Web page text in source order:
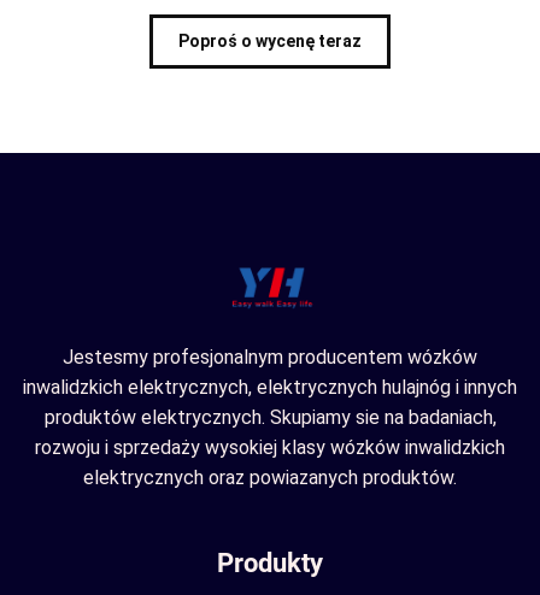
Poproś o wycenę teraz
Jestesmy profesjonalnym producentem wózków
inwalidzkich elektrycznych, elektrycznych hulajnóg i innych
produktów elektrycznych. Skupiamy sie na badaniach,
rozwoju i sprzedaży wysokiej klasy wózków inwalidzkich
elektrycznych oraz powiazanych produktów.
Produkty